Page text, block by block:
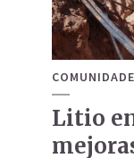
Litio